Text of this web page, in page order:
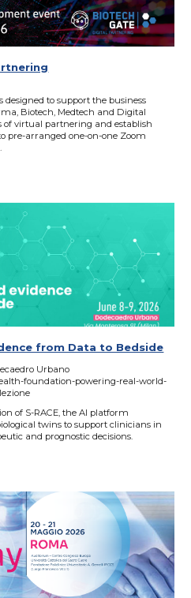
to support the business
Biotech, Medtech and Digital
of virtual partnering and establish
pre-arranged one-on-one Zoom
from Data to Bedside
Urbano
foundation-powering-real-world-
of S-RACE, the AI platform
twins to support clinicians in
and prognostic decisions.